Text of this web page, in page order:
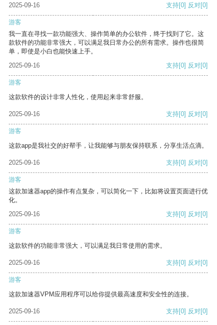
2025-09-16
支持[0] 反对[0]
游客
我一直在寻找一款功能强大、操作简单的办公软件，终于找到了它。这
款软件的功能非常强大，可以满足我日常办公的所有需求。操作也很简
单，即使是小白也能快速上手。
2025-09-16
支持[0] 反对[0]
游客
这款软件的设计非常人性化，使用起来非常舒服。
2025-09-16 支持[0] 反对[0]
游客
这款app是我社交的好帮手，让我能够与朋友保持联系，分享生活点滴。
2025-09-16 支持[0] 反对[0]
游客
这款加速器app的操作有点复杂，可以简化一下，比如将设置页面进行优
化。
2025-09-16
支持[0] 反对[0]
游客
这款软件的功能非常强大，可以满足我日常使用的需求。
2025-09-16 支持[0] 反对[0]
游客
这款加速器VPM应用程序可以给你提供最高速度和安全性的连接。
2025-09-16 支持[0] 反对[0]